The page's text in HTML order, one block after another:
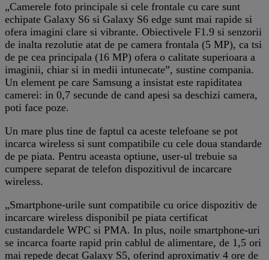
„Camerele foto principale si cele frontale cu care sunt
echipate Galaxy S6 si Galaxy S6 edge sunt mai rapide si
ofera imagini clare si vibrante. Obiectivele F1.9 si senzorii
de inalta rezolutie atat de pe camera frontala (5 MP), ca tsi
de pe cea principala (16 MP) ofera o calitate superioara a
imaginii, chiar si in medii intunecate”, sustine compania.
Un element pe care Samsung a insistat este rapiditatea
camerei: in 0,7 secunde de cand apesi sa deschizi camera,
poti face poze.
Un mare plus tine de faptul ca aceste telefoane se pot
incarca wireless si sunt compatibile cu cele doua standarde
de pe piata. Pentru aceasta optiune, user-ul trebuie sa
cumpere separat de telefon dispozitivul de incarcare
wireless.
„Smartphone-urile sunt compatibile cu orice dispozitiv de
incarcare wireless disponibil pe piata certificat
custandardele WPC si PMA. In plus, noile smartphone-uri
se incarca foarte rapid prin cablul de alimentare, de 1,5 ori
mai repede decat Galaxy S5, oferind aproximativ 4 ore de